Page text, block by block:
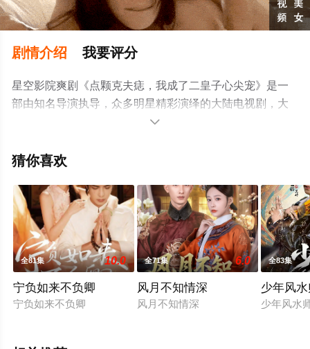
剧情介绍 我要评分
星空影院爽剧《点颗克夫痣，我成了二皇子心尖宠》是一
部由知名导演执导，众多明星精彩演绎的大陆电视剧，大
结局剧情已揭晓（全38集），手机免费观看高清无删减完
豆瓣电视剧、电视猫或剧情网等平台了解。

猜你喜欢
全81集 10.0
宁负如来不负卿
宁负如来不负卿
全71集 6.0
风月不知情深
风月不知情深
全83集
少年风
少年风水